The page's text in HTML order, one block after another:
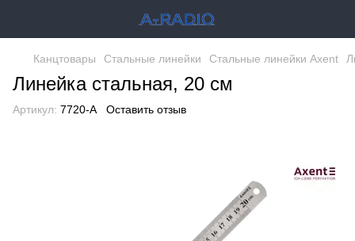
Канцтовары Стальные линейки Стальные линейки Axent
Линейка стальная, 20 см
Артикул: 7720-A Оставить отзыв